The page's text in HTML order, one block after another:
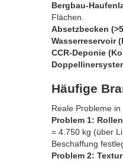
Bergbau-
Flächen.
Absetzbecken
Wasserreservoir
CCR-Deponie
Häufige
Reale Probleme
Problem 1:
= 4.750 kg (über
Beschaffung
Problem 2: